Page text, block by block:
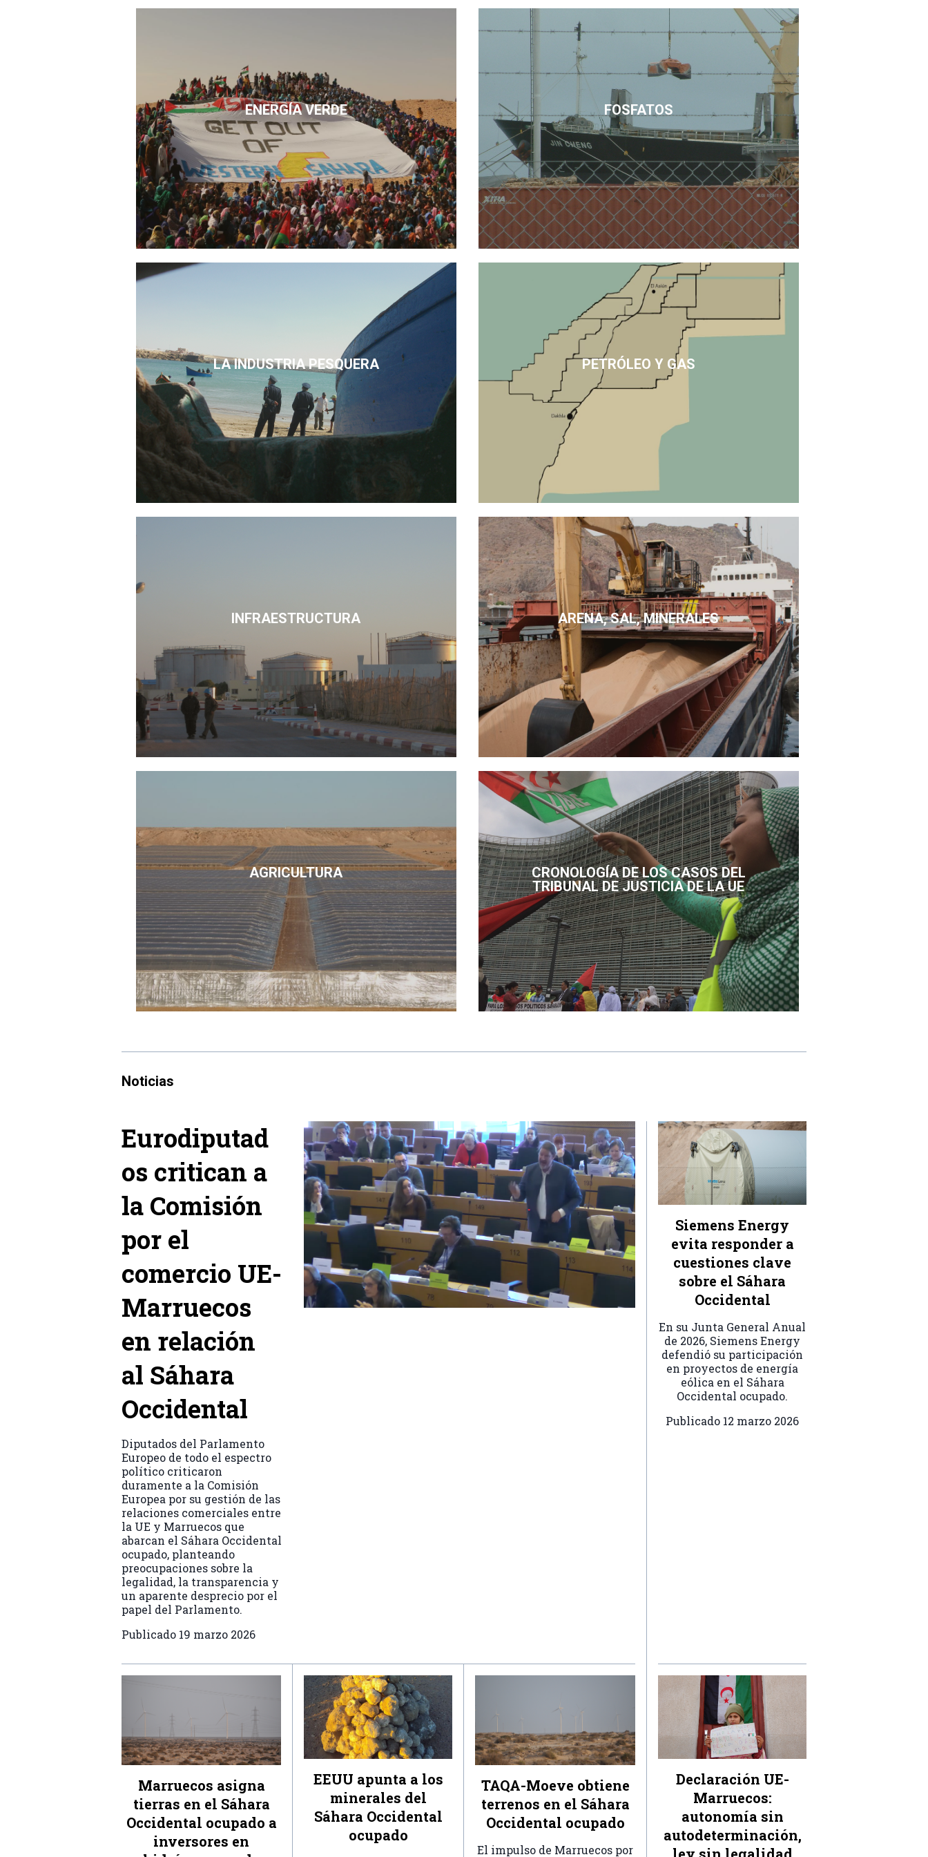
ENERGÍA VERDE FOSFATOS
LA INDUSTRIA PESQUERA PETRÓLEO Y GAS
INFRAESTRUCTURA ARENA, SAL, MINERALES
AGRICULTURA
CRONOLOGÍA DE LOS CASOS DEL
TRIBUNAL DE JUSTICIA DE LA UE
Noticias
Eurodiputad
os critican a
la Comisión
por el
comercio UE-
Marruecos
en relación
al Sáhara
Occidental
Diputados del Parlamento
Europeo de todo el espectro
político criticaron
duramente a la Comisión
Europea por su gestión de las
relaciones comerciales entre
la UE y Marruecos que
abarcan el Sáhara Occidental
ocupado, planteando
preocupaciones sobre la
legalidad, la transparencia y
un aparente desprecio por el
papel del Parlamento.
Publicado 19 marzo 2026
Siemens Energy
evita responder a
cuestiones clave
sobre el Sáhara
Occidental
En su Junta General Anual
de 2026, Siemens Energy
defendió su participación
en proyectos de energía
eólica en el Sáhara
Occidental ocupado.
Publicado 12 marzo 2026
Marruecos asigna
tierras en el Sáhara
Occidental ocupado a
inversores en
EEUU apunta a los
minerales del
Sáhara Occidental
ocupado
TAQA-Moeve obtiene
terrenos en el Sáhara
Occidental ocupado
El impulso de Marruecos por
Declaración UE-
Marruecos:
autonomía sin
autodeterminación,
ley sin legalidad